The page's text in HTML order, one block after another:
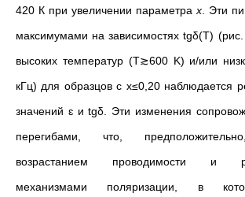
420 К при увеличении параметра x . Эти
максимумами на зависимостях tgδ(T)
высоких температур (T≳600 K) и/или
кГц) для образцов с x≤0,20 наблюдается
значений ɛи tgδ. Эти изменения
перегибами, что,
возрастанием проводимости и
механизмами поляризации, в